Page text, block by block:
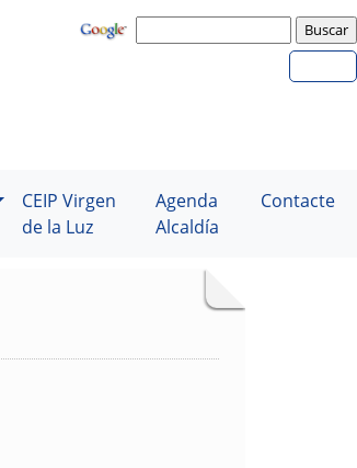
CEIP Virgen
de la Luz
Agenda
Alcaldía
Contacte